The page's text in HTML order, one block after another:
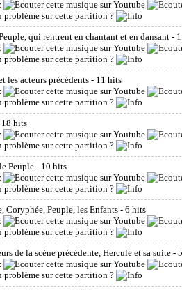
qui rentrent en chantant et en dansant -
les acteurs précédents - 11 hits
18 hits
Peuple - 10 hits
Coryphée, Peuple, les Enfants - 6 hits
de la scène précédente, Hercule et sa suite -